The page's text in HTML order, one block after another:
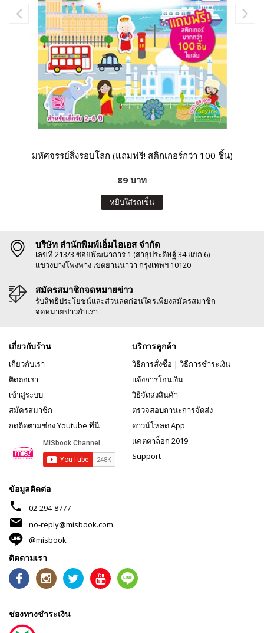
มหัศจรรย์สิ่งรอบโลก (แถมฟรี! สติกเกอร์กว่า 100 ชิ้น)
89 บาท
หยิบใส่รถเข็น
บริษัท สำนักพิมพ์เอ็มไอเอส จำกัด
เลขที่ 213/3 ซอยพัฒนาการ 1 (สาธุประดิษฐ์ 34 แยก 6)
แขวงบางโพงพาง เขตยานนาวา กรุงเทพฯ 10120
สมัครสมาชิกจดหมายข่าว
รับสิทธิประโยชน์และส่วนลดก่อนใครเพียงสมัครสมาชิก
จดหมายข่าวกับเรา
เกี่ยวกับร้าน
เกี่ยวกับเรา
ติดต่อเรา
เข้าสู่ระบบ
สมัครสมาชิก
กดติดตามช่อง Youtube ที่นี่
บริการลูกค้า
วิธีการสั่งซื้อ | วิธีการชำระเงิน
แจ้งการโอนเงิน
วิธีจัดส่งสินค้า
ตรวจสอบถานะการจัดส่ง
ดาวน์โหลด App
แคตตาล็อก 2019
Support
ข้อมูลติดต่อ
phone 02-294-8777
mail
no-reply@misbook.com
@misbook
ติดตามเรา
ช่องทางชำระเงิน